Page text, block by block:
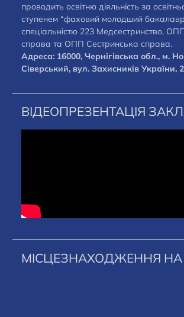
проводить освітню діяльність за
ступенем “фаховий молодший
спеціальністю 223 Медсестринство,
справа та ОПП Сестринська справа.
Адреса: 16000, Чернігівська обл., м.
Сіверський, вул. Захисників України,
ВІДЕОПРЕЗЕНТАЦІЯ
МІСЦЕЗНАХОДЖЕННЯ НА